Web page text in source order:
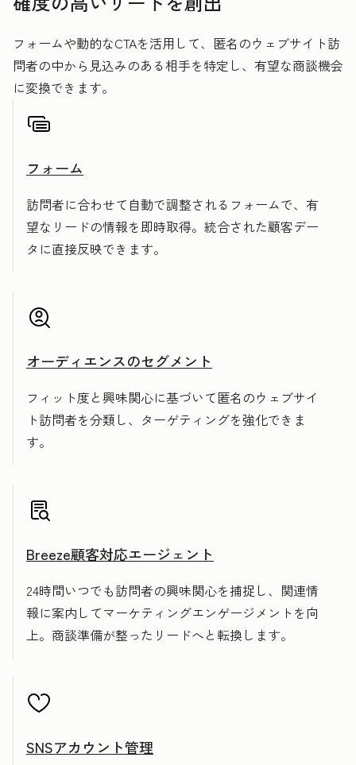
フォームや動的なCTAを活用して、匿名のウェブサイト訪
問者の中から見込みのある相手を特定し、有望な商談機会
に変換できます。
フォーム
訪問者に合わせて自動で調整されるフォームで、有
望なリードの情報を即時取得。統合された顧客デー
タに直接反映できます。
オーディエンスのセグメント
フィット度と興味関心に基づいて匿名のウェブサイ
ト訪問者を分類し、ターゲティングを強化できま
す。
Breeze顧客対応エージェント
24時間いつでも訪問者の興味関心を捕捉し、関連情
報に案内してマーケティングエンゲージメントを向
上。商談準備が整ったリードへと転換します。
SNSアカウント管理